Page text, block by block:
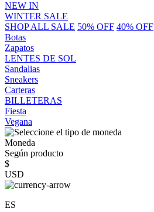
NEW IN
WINTER SALE
SHOP ALL SALE 50% OFF 40% OFF
Botas
Zapatos
LENTES DE SOL
Sandalias
Sneakers
Carteras
BILLETERAS
Fiesta
Vegana
Moneda
Según producto
$
USD
ES